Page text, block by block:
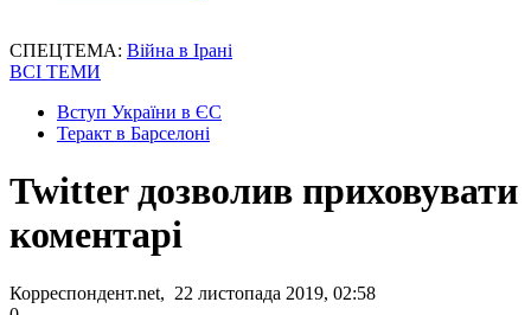
СПЕЦТЕМА: Війна в Ірані
ВСІ ТЕМИ
Вступ України в ЄС
Теракт в Барселоні
Twitter дозволив приховувати
коментарі
Корреспондент.net, 22 листопада 2019, 02:58